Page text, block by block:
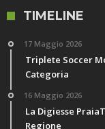
TIMELINE
17 Maggio 2026
Triplete Soccer
Categoria
16 Maggio 2026
La Digiesse
Regione